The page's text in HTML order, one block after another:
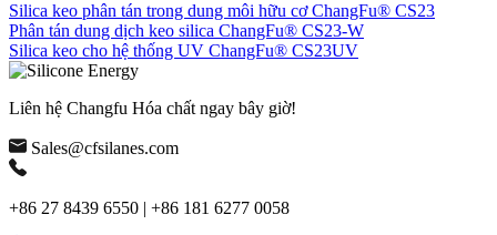
Silica keo phân tán trong dung môi hữu cơ ChangFu® CS23
Phân tán dung dịch keo silica ChangFu® CS23-W
Silica keo cho hệ thống UV ChangFu® CS23UV
Liên hệ Changfu Hóa chất ngay bây giờ!
Sales@cfsilanes.com
+86 27 8439 6550 | +86 181 6277 0058